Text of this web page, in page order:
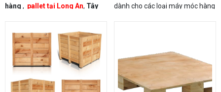
hàng , pallet tại Long An, Tây
dành cho các loại máy móc hàng